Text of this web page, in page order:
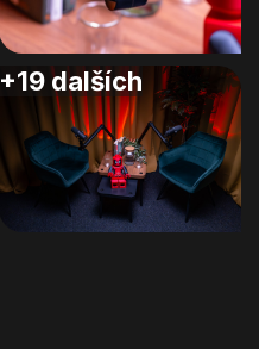
+19 dalších